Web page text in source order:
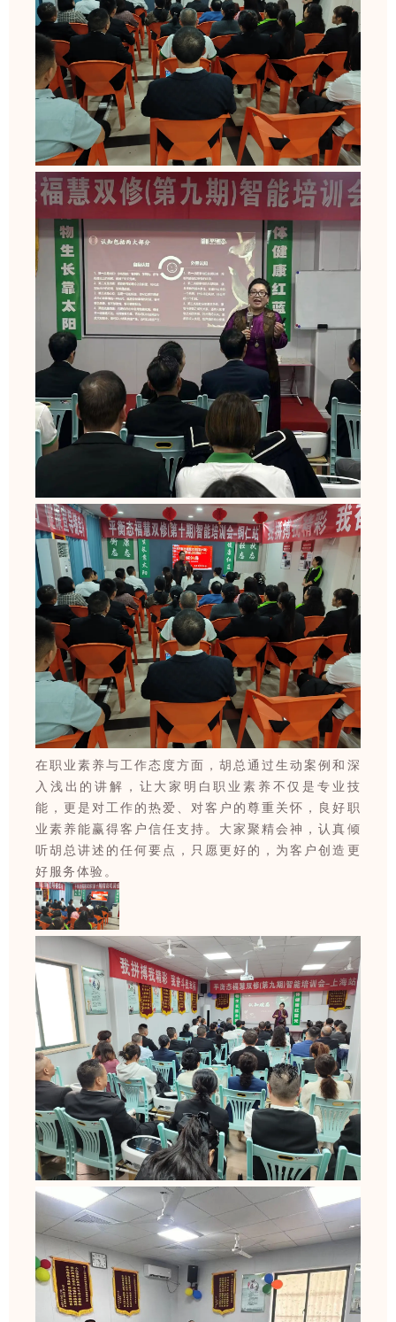
在职业素养与工作态度方面，胡总通过生动案例和深
入浅出的讲解，让大家明白职业素养不仅是专业技
能，更是对工作的热爱、对客户的尊重关怀，良好职
业素养能赢得客户信任支持。大家聚精会神，认真倾
听胡总讲述的任何要点，只愿更好的 ，为客户创造更
好服务体验。